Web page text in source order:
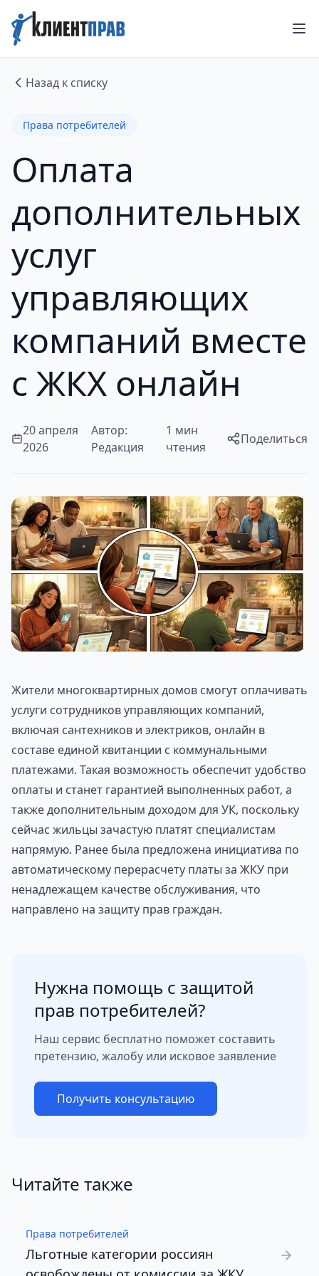
Назад к списку
Права потребителей
Оплата
дополнительных
услуг
управляющих
компаний вместе
с ЖКХ онлайн
20 апреля
2026
Автор:
Редакция
1 мин
чтения
Поделиться
Жители многоквартирных домов смогут оплачивать
услуги сотрудников управляющих компаний,
включая сантехников и электриков, онлайн в
составе единой квитанции с коммунальными
платежами. Такая возможность обеспечит удобство
оплаты и станет гарантией выполненных работ, а
также дополнительным доходом для УК, поскольку
сейчас жильцы зачастую платят специалистам
напрямую. Ранее была предложена инициатива по
автоматическому перерасчету платы за ЖКУ при
ненадлежащем качестве обслуживания, что
направлено на защиту прав граждан.
Нужна помощь с защитой
прав потребителей?
Наш сервис бесплатно поможет составить
претензию, жалобу или исковое заявление
Получить консультацию
Читайте также
Права потребителей
Льготные категории россиян